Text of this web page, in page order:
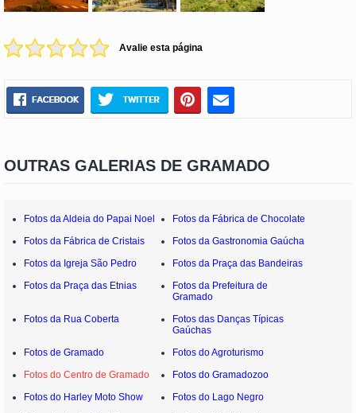
Avalie esta página
OUTRAS GALERIAS DE GRAMADO
Fotos da Aldeia do Papai Noel
Fotos da Fábrica de Chocolate
Fotos da Fábrica de Cristais
Fotos da Gastronomia Gaúcha
Fotos da Igreja São Pedro
Fotos da Praça das Bandeiras
Fotos da Praça das Etnias
Fotos da Prefeitura de
Gramado
Fotos da Rua Coberta
Fotos das Danças Típicas
Gaúchas
Fotos de Gramado
Fotos do Agroturismo
Fotos do Centro de Gramado
Fotos do Gramadozoo
Fotos do Harley Moto Show
Fotos do Lago Negro